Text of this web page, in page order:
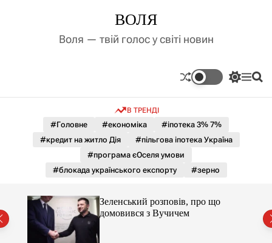
д
ВОЛЯ
Воля — твій голос у світі новин
П
м
к
к
ь
М П
В ТРЕНДІ
#Головне #економіка
#іпотека 3% 7%
#кредит на житло Дія
#пільгова іпотека Україна
#програма єОселя умови
#блокада українського експорту
#зерно
Зеленський розповів, про що
домовився з Вучичем